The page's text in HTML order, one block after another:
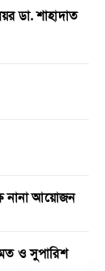
ডা. শাহাদাত
নানা আয়োজন
ও সুপারিশ